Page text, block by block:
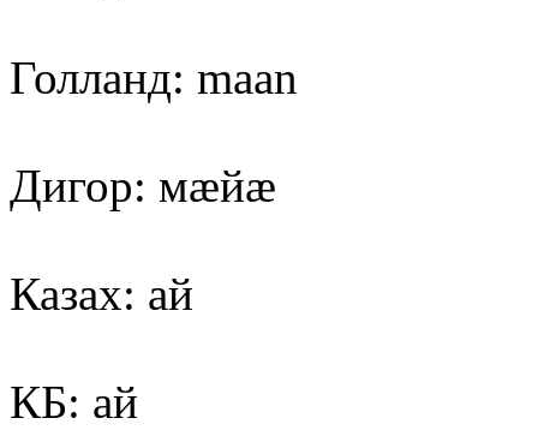
Голланд: maan
Дигор: мæйæ
Казах: ай
КБ: ай